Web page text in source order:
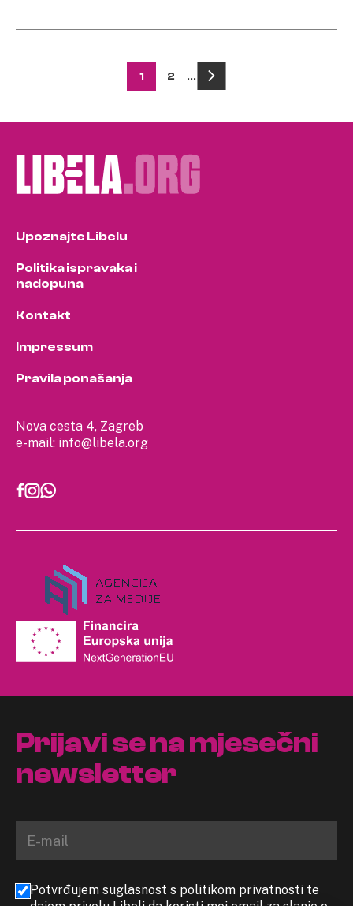
pagination
1 2 …
Nova cesta 4, Zagreb
e-mail: info@libela.org
Upoznajte Libelu
Politika ispravaka i
nadopuna
Kontakt
Impressum
Pravila ponašanja
Prijavi se na mjesečni
newsletter
Potvrđujem suglasnost s politikom privatnosti te